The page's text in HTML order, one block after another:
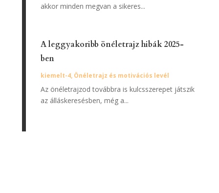
akkor minden megvan a sikeres...
A leggyakoribb önéletrajz hibák 2025-
ben
kiemelt-4, Önéletrajz és motivációs levél
Az önéletrajzod továbbra is kulcsszerepet játszik
az álláskeresésben, még a...